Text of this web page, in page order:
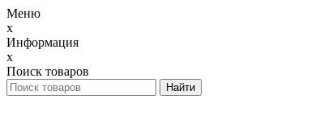
Меню
x
Информация
x
Поиск товаров